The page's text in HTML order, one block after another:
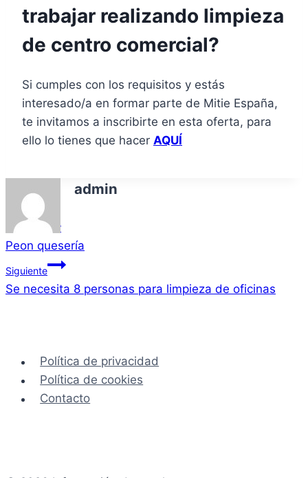
trabajar realizando limpieza
de centro comercial?
Si cumples con los requisitos y estás
interesado/a en formar parte de Mitie España,
te invitamos a inscribirte en esta oferta, para
ello lo tienes que hacer AQUÍ
admin
Navegación
de
entradas
Anterior
Peon quesería
Siguiente
Se necesita 8 personas para limpieza de oficinas
Política de privacidad
Política de cookies
Contacto